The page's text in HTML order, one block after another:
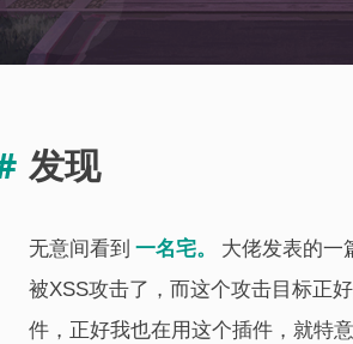
发现
无意间看到 一名宅。
大佬发表的一
被XSS攻击了，而这个攻击目标正
件，正好我也在用这个插件，就特